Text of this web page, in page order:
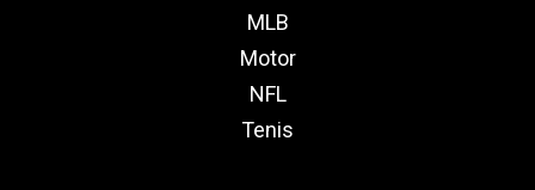
MLB
Motor
NFL
Tenis